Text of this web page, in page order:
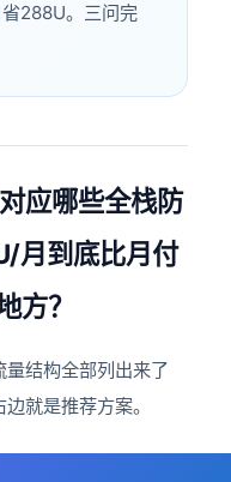
288U。三问完
应哪些全栈防
月到底比月付
方？
结构全部列出来了
就是推荐方案。